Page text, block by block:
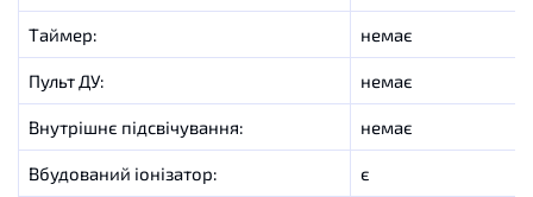
Таймер: немає
Пульт ДУ: немає
Внутрішнє підсвічування: немає
Вбудований іонізатор: є